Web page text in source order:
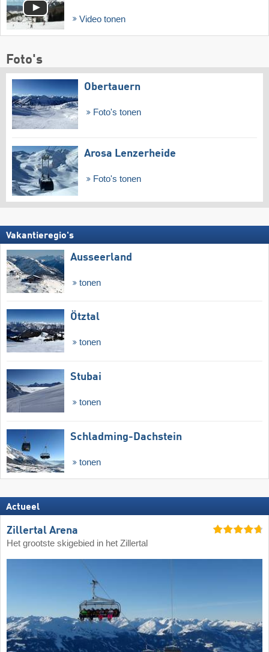
Video tonen
Foto's
Obertauern
Foto's tonen
Arosa Lenzerheide
Foto's tonen
Vakantieregio's
Ausseerland
tonen
Ötztal
tonen
Stubai
tonen
Schladming-Dachstein
tonen
Actueel
Zillertal Arena
Het grootste skigebied in het Zillertal